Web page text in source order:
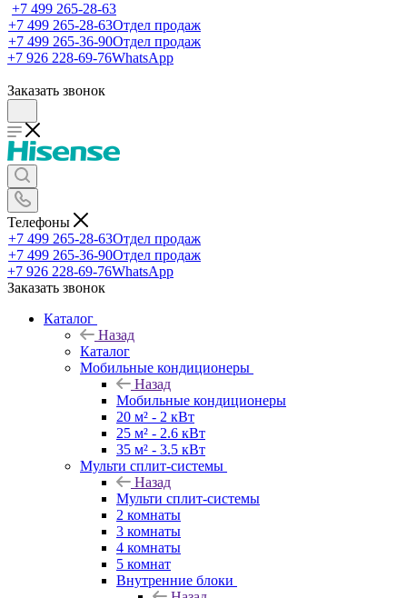
+7 499 265-28-63
+7 499 265-28-63Отдел продаж
+7 499 265-36-90Отдел продаж
+7 926 228-69-76WhatsApp
Заказать звонок
Телефоны
+7 499 265-28-63Отдел продаж
+7 499 265-36-90Отдел продаж
+7 926 228-69-76WhatsApp
Заказать звонок
Каталог
Назад
Каталог
Мобильные кондиционеры
Назад
Мобильные кондиционеры
20 м² - 2 кВт
25 м² - 2.6 кВт
35 м² - 3.5 кВт
Мульти сплит-системы
Назад
Мульти сплит-системы
2 комнаты
3 комнаты
4 комнаты
5 комнат
Внутренние блоки